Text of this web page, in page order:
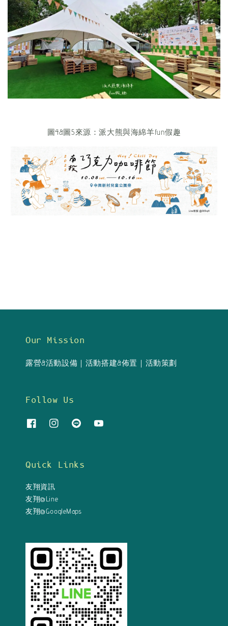
圖4&圖5來源：派大熊與海綿羊fun假趣
Our Mission
露營&活動設備｜活動搭建&佈置｜活動策劃
Follow Us
Quick Links
友翔資訊
友翔@Line
友翔@GoogleMaps